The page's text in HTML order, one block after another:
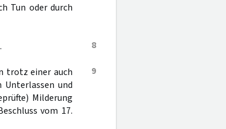
Tun oder durch
8
9
trotz einer auch
und
Milderung
vom 17.